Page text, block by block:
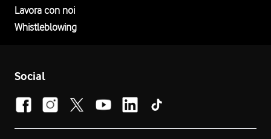
Lavora con noi
Whistleblowing
Social